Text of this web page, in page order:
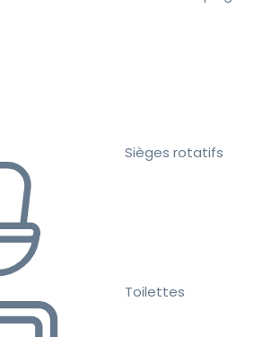
Sièges rotatifs
Toilettes